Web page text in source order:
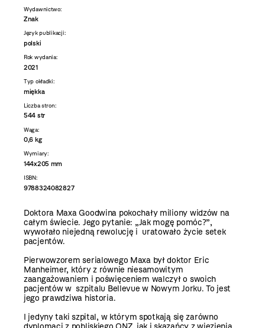
Wydawnictwo:
Znak
Język publikacji:
polski
Rok wydania:
2021
Typ okładki:
miękka
Liczba stron:
544 str
Waga:
0,6 kg
Wymiary:
144x205 mm
ISBN:
9788324082827
Doktora Maxa Goodwina pokochały miliony widzów na
całym świecie. Jego pytanie: „Jak mogę pomóc?”,
wywołało niejedną rewolucję i uratowało życie setek
pacjentów.
Pierwowzorem serialowego Maxa był doktor Eric
Manheimer, który z równie niesamowitym
zaangażowaniem i poświęceniem walczył o swoich
pacjentów w szpitalu Bellevue w Nowym Jorku. To jest
jego prawdziwa historia.
I jedyny taki szpital, w którym spotkają się zarówno